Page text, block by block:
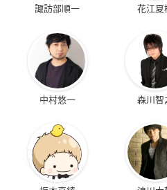
諏訪部順一 花江夏
中村悠一 森川智